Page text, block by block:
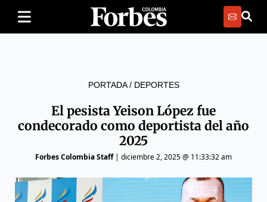
PORTADA/ DEPORTES
El pesista Yeison López fue
condecorado como deportista del año
2025
Forbes Colombia Staff| diciembre 2, 2025 @ 11:33:32 am